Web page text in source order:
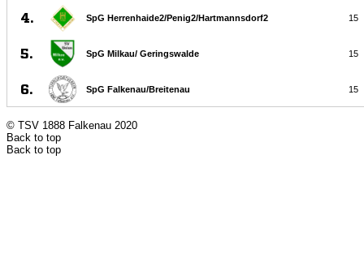
© TSV 1888 Falkenau 2020
Back to top
Back to top